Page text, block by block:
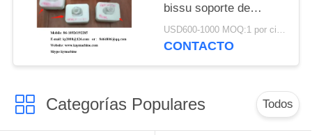
bissu soporte de
botella botella pedestal
fabricante de China
USD600-1000 MOQ:1 por ciento
CONTACTO
Categorías Populares Todos